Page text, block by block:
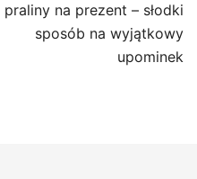
praliny na prezent – słodki
sposób na wyjątkowy
upominek